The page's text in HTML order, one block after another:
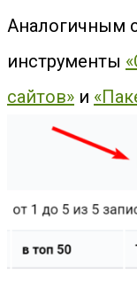
Аналогичным
инструменты
сайтов» и